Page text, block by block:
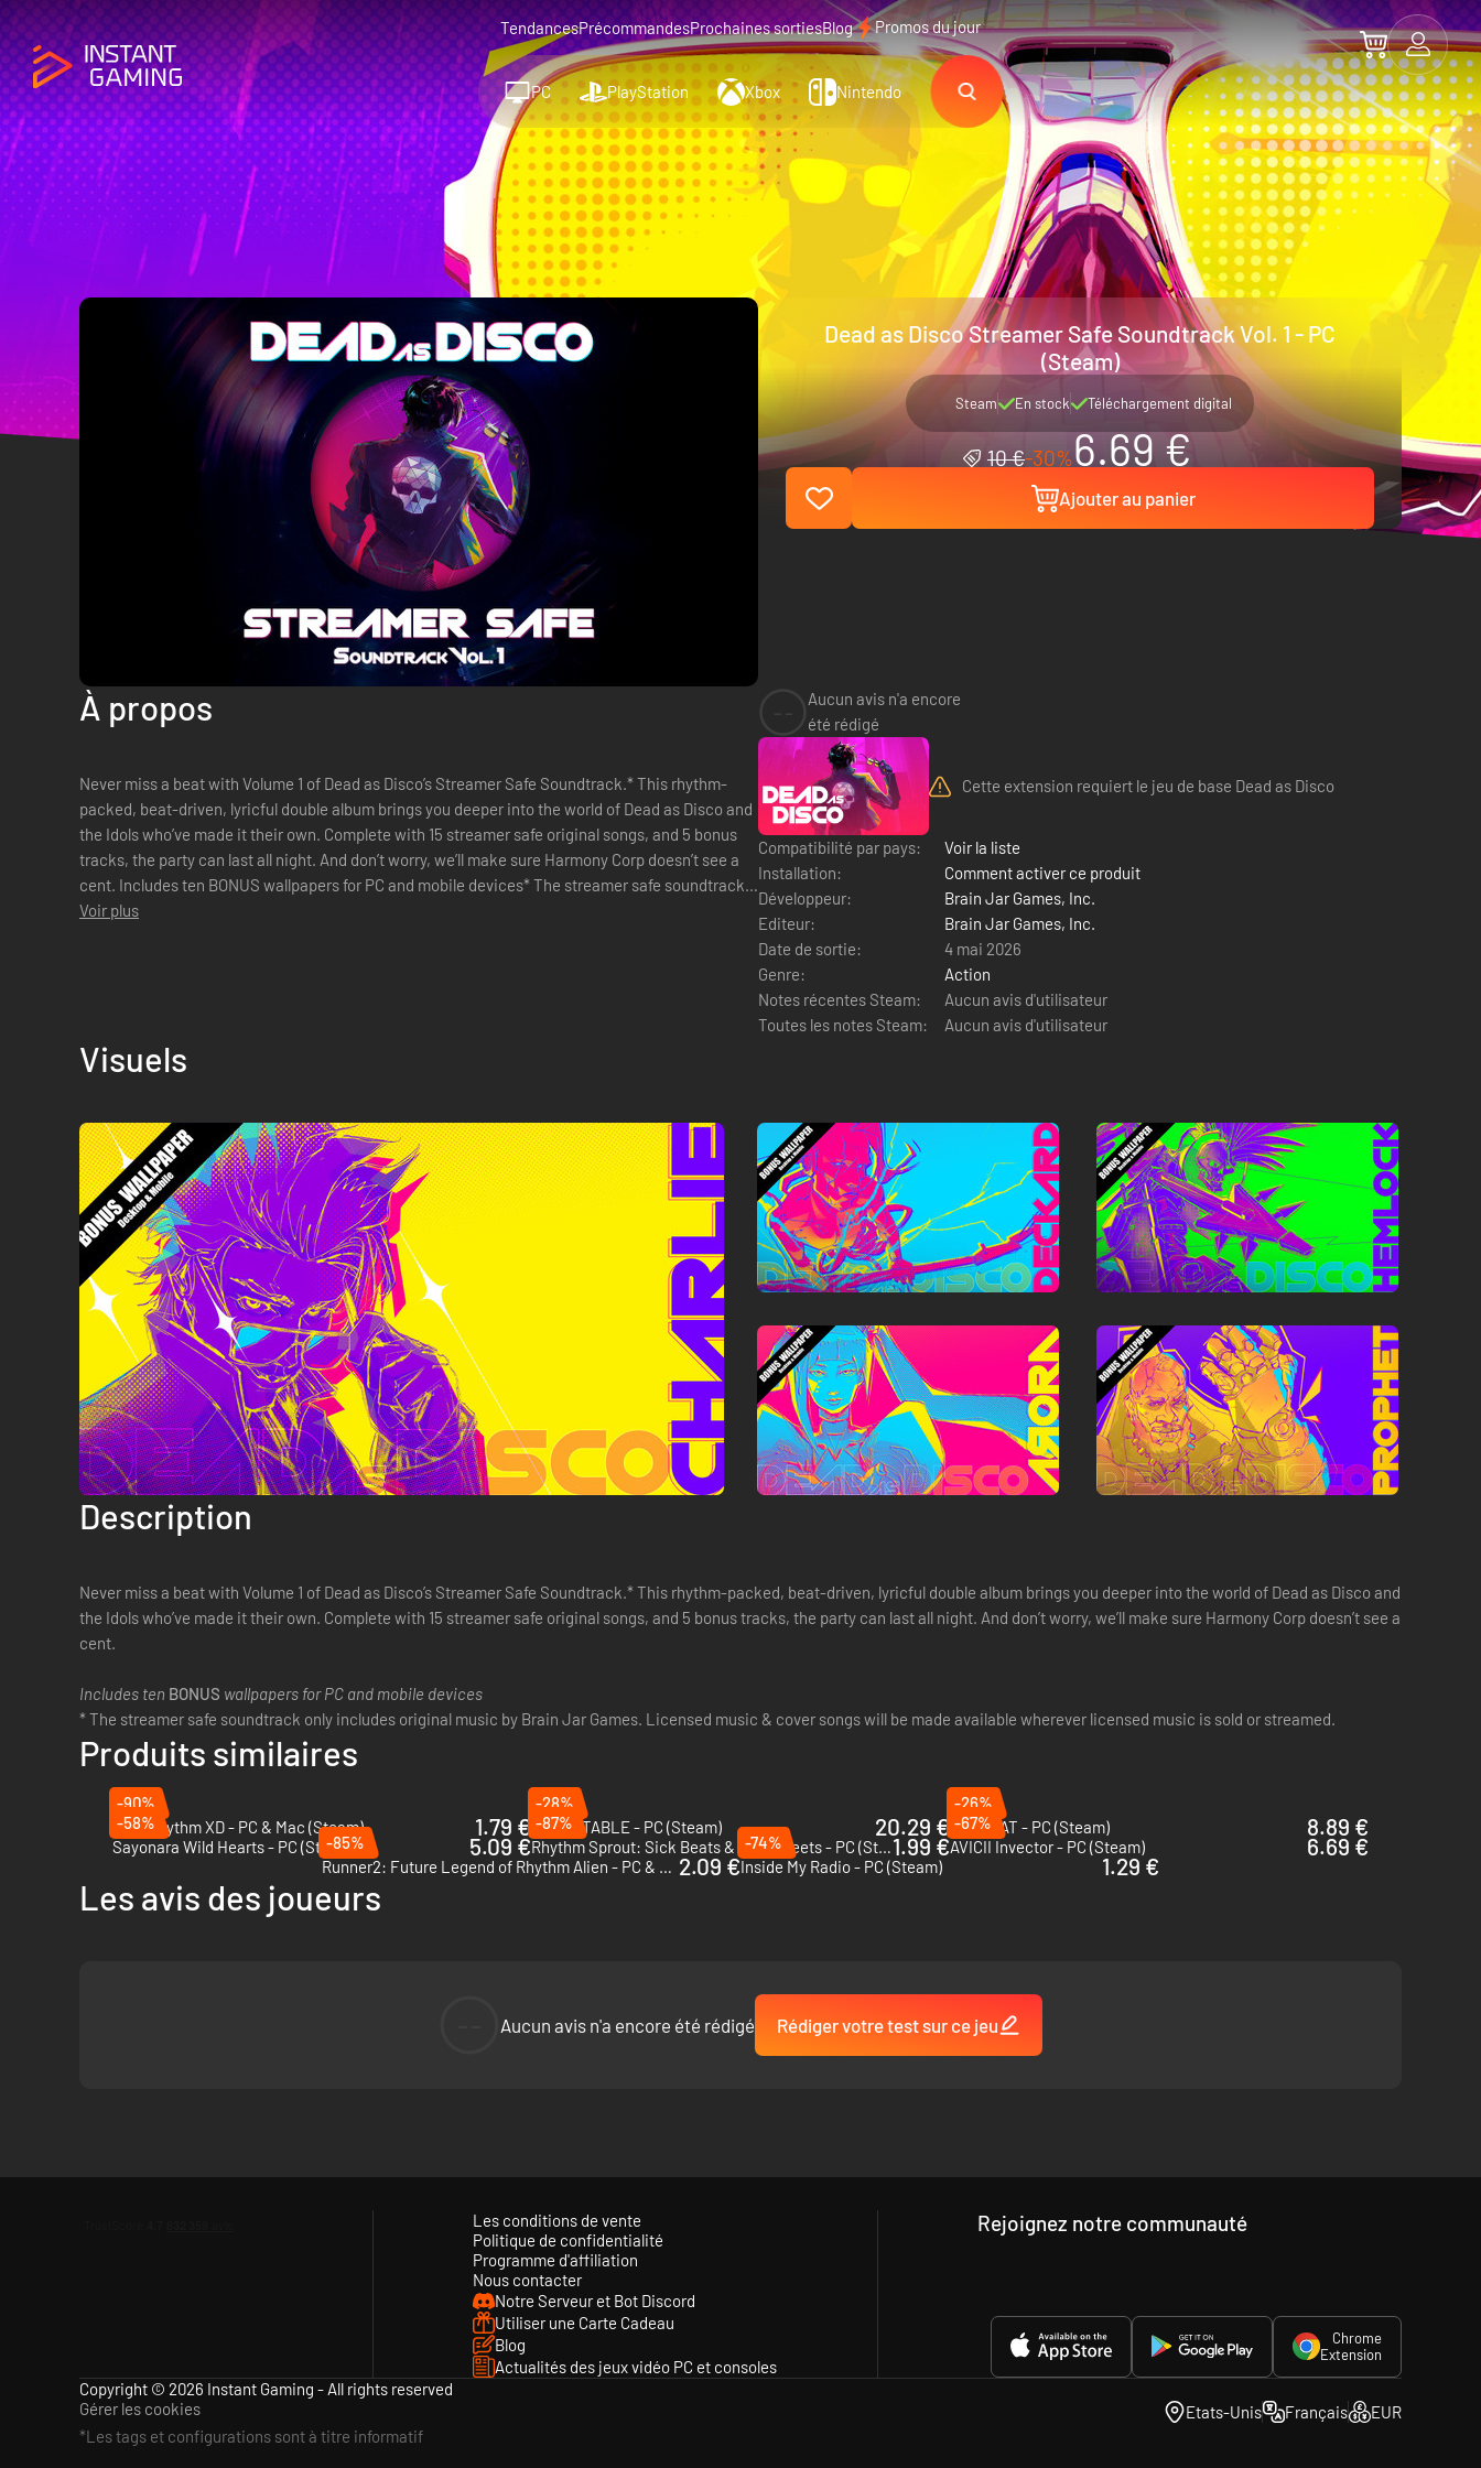
TendancesPrécommandesProchaines sortiesBlog Promos du jour
PC PlayStation Xbox Nintendo
Dead as Disco Streamer Safe Soundtrack Vol. 1 - PC
(Steam)
Steam En stock Téléchargement digital
10 €-30%6.69 €
Ajouter au panier
À propos
Never miss a beat with Volume 1 of Dead as Disco’s Streamer Safe Soundtrack.* This rhythm-
packed, beat-driven, lyricful double album brings you deeper into the world of Dead as Disco and
the Idols who’ve made it their own. Complete with 15 streamer safe original songs, and 5 bonus
tracks, the party can last all night. And don’t worry, we’ll make sure Harmony Corp doesn’t see a
cent. Includes ten BONUS wallpapers for PC and mobile devices* The streamer safe soundtrack
only include...
Voir plus
Aucun avis n'a encore
été rédigé
Cette extension requiert le jeu de base Dead as Disco
Compatibilité par pays:
Voir la liste
Installation:
Comment activer ce produit
Développeur:
Brain Jar Games, Inc.
Editeur:
Brain Jar Games, Inc.
Date de sortie:
4 mai 2026
Genre:
Action
Notes récentes Steam:
Aucun avis d'utilisateur
Toutes les notes Steam:
Aucun avis d'utilisateur
Visuels
Description
Never miss a beat with Volume 1 of Dead as Disco’s Streamer Safe Soundtrack.* This rhythm-packed, beat-driven, lyricful double album brings you deeper into the world of Dead as Disco and
the Idols who’ve made it their own. Complete with 15 streamer safe original songs, and 5 bonus tracks, the party can last all night. And don’t worry, we’ll make sure Harmony Corp doesn’t see a
cent.
Includes ten BONUS wallpapers for PC and mobile devices
* The streamer safe soundtrack only includes original music by Brain Jar Games. Licensed music & cover songs will be made available wherever licensed music is sold or streamed.
Produits similaires
-90%
Spin Rhythm XD - PC & Mac (Steam)
1.79 €
-28%
UNBEATABLE - PC (Steam)
20.29 €
-26%
OFFBEAT - PC (Steam)
8.89 €
-58%
Sayonara Wild Hearts - PC (Steam)
5.09 €
-87%
Rhythm Sprout: Sick Beats & Bad Sweets - PC (Steam)1.99 €
-67%
AVICII Invector - PC (Steam)
6.69 €
-85%
Runner2: Future Legend of Rhythm Alien - PC & Mac (Steam) 2.09 €
-74%
Inside My Radio - PC (Steam)
1.29 €
Les avis des joueurs
Aucun avis n'a encore été rédigé Rédiger votre test sur ce jeu
Les conditions de vente
Politique de confidentialité
Programme d'affiliation
Nous contacter
Notre Serveur et Bot Discord
Utiliser une Carte Cadeau
Blog
Actualités des jeux vidéo PC et consoles
Rejoignez notre communauté
Chrome
Extension
Copyright © 2026 Instant Gaming - All rights reserved
Gérer les cookies
*Les tags et configurations sont à titre informatif
Etats-Unis Français EUR